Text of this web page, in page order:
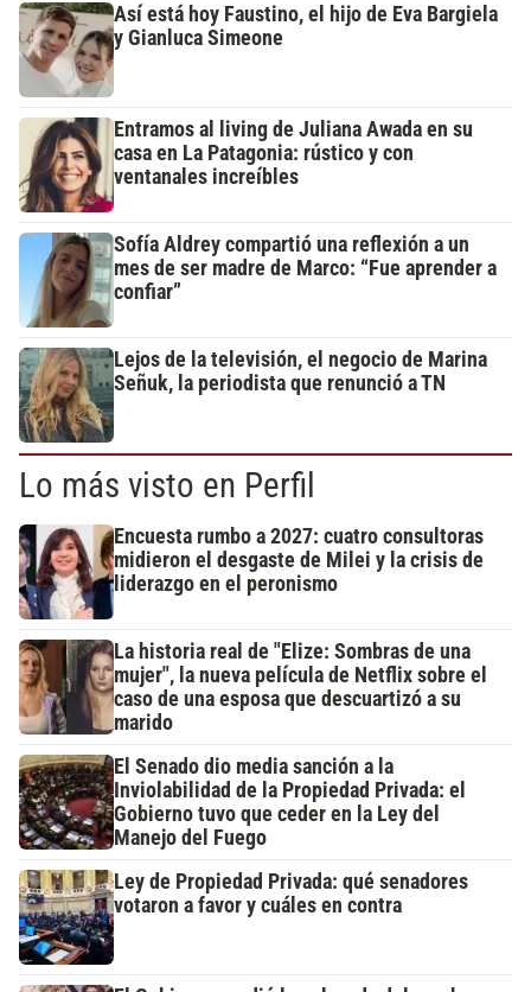
Así está hoy Faustino, el hijo de Eva Bargiela
y Gianluca Simeone
Entramos al living de Juliana Awada en su
casa en La Patagonia: rústico y con
ventanales increíbles
Sofía Aldrey compartió una reflexión a un
mes de ser madre de Marco: “Fue aprender a
confiar”
Lejos de la televisión, el negocio de Marina
Señuk, la periodista que renunció a TN
Lo más visto en Perfil
Encuesta rumbo a 2027: cuatro consultoras
midieron el desgaste de Milei y la crisis de
liderazgo en el peronismo
La historia real de "Elize: Sombras de una
mujer", la nueva película de Netflix sobre el
caso de una esposa que descuartizó a su
marido
El Senado dio media sanción a la
Inviolabilidad de la Propiedad Privada: el
Gobierno tuvo que ceder en la Ley del
Manejo del Fuego
Ley de Propiedad Privada: qué senadores
votaron a favor y cuáles en contra